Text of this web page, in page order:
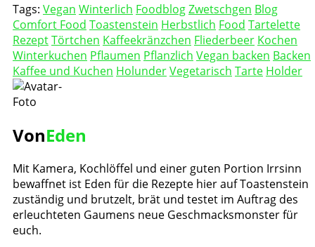
Tags: Vegan Winterlich FoodblogZwetschgen Blog
Comfort Food Toastenstein Herbstlich Food Tartelette
RezeptTörtchen Kaffeekränzchen Fliederbeer Kochen
Winterkuchen Pflaumen Pflanzlich Vegan backen Backen
Kaffee und Kuchen HolunderVegetarisch Tarte Holder
VonEden
Mit Kamera, Kochlöffel und einer guten Portion Irrsinn
bewaffnet ist Eden für die Rezepte hier auf Toastenstein
zuständig und brutzelt, brät und testet im Auftrag des
erleuchteten Gaumens neue Geschmacksmonster für
euch.